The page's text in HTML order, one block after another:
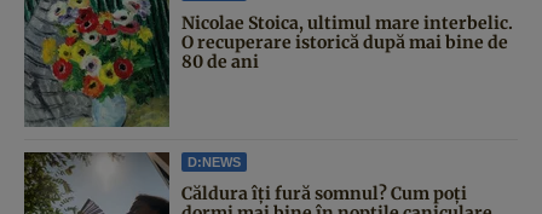
Nicolae Stoica, ultimul mare interbelic.
O recuperare istorică după mai bine de
80 de ani
D:NEWS
Căldura îți fură somnul? Cum poți